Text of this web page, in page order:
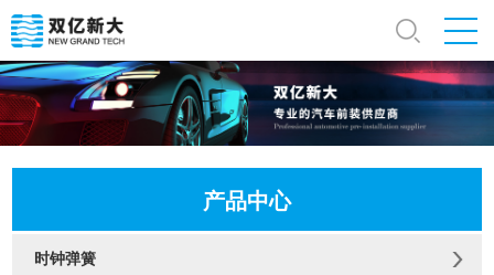
产品中心
时钟弹簧